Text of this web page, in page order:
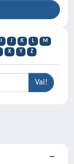
J K L
M
X Y Z